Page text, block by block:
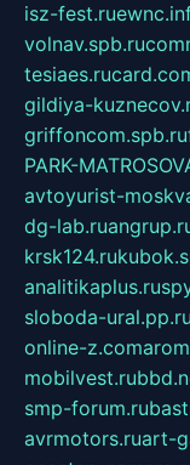
isz-fest.ru
volnav.spb.ru
tesiaes.ru
gildiya-
griffoncom.spb.ru
PARK-
avtoyurist-
dg-lab.ru
krsk124.ru
analitikaplus.ru
sloboda-ural.pp.ru
online-z.com
mobilvest.ru
smp-forum.ru
avrmotors.ruart-